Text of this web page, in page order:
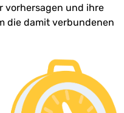
vorhersagen und ihre
die damit verbundenen